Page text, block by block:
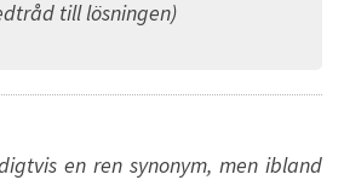
till lösningen)
en ren synonym, men ibland